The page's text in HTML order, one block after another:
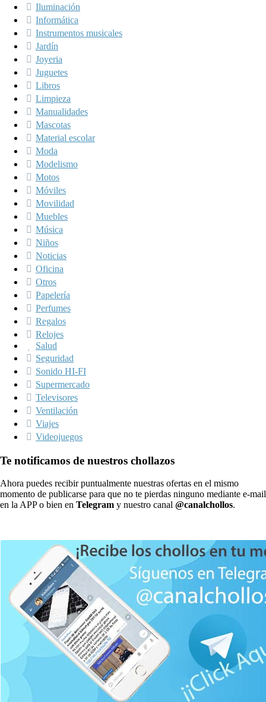
Iluminación
Informática
Instrumentos musicales
Jardín
Joyeria
Juguetes
Libros
Limpieza
Manualidades
Mascotas
Material escolar
Moda
Modelismo
Motos
Móviles
Movilidad
Muebles
Música
Niños
Noticias
Oficina
Otros
Papelería
Perfumes
Regalos
Relojes
Salud
Seguridad
Sonido HI-FI
Supermercado
Televisores
Ventilación
Viajes
Videojuegos
Te notificamos de nuestros chollazos
Ahora puedes recibir puntualmente nuestras ofertas en el mismo
momento de publicarse para que no te pierdas ninguno mediante e-mail
en la APP o bien en Telegram y nuestro canal @canalchollos.